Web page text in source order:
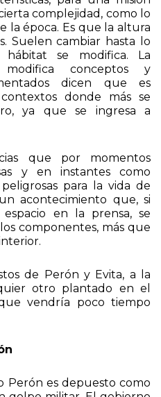
de un núcleo
para una misión
complejidad, como lo
la época. Es que la altura
Suelen cambiar hasta lo
hábitat se modifica. La
modifica conceptos y
dicen que es
donde más se
ya que se ingresa a
que por momentos
y en instantes como
para la vida de
acontecimiento que, si
en la prensa, se
componentes, más que
de Perón y Evita, a la
otro plantado en el
vendría poco tiempo